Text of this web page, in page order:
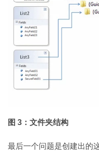
图 3：文件夹结构
最后一个问题是创建出的